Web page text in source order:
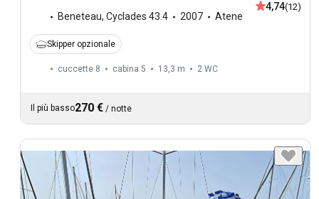
Beneteau, Cyclades 43.4 2007 Atene
4,74(12)
Skipper opzionale
cuccette 8 cabina 5 13,3 m 2 WC
Il più basso270 € / notte